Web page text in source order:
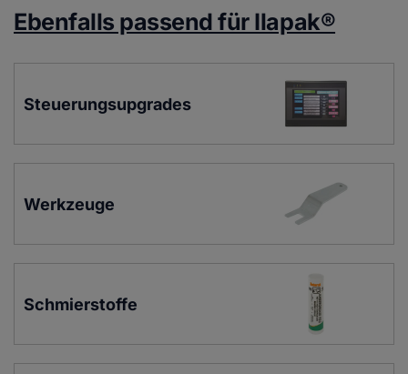
Ebenfalls passend für Ilapak®
Steuerungsupgrades
Werkzeuge
Schmierstoffe